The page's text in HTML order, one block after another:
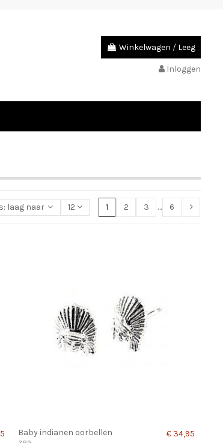
Winkelwagen / Leeg
Inloggen
laag naar hoog 12 1 2 3 … 6
Baby indianen oorbellen € 34,95